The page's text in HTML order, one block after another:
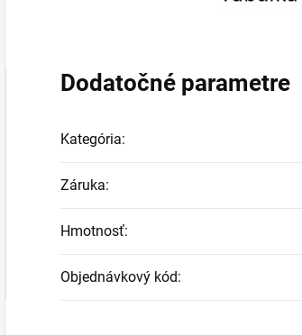
Dodatočné parametre
Kategória:
Záruka:
Hmotnosť:
Objednávkový kód: